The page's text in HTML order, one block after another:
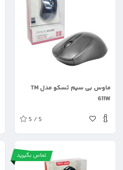
ماوس بی سیم تسکو مدل TM
611W
5 / 5
تماس بگیرید